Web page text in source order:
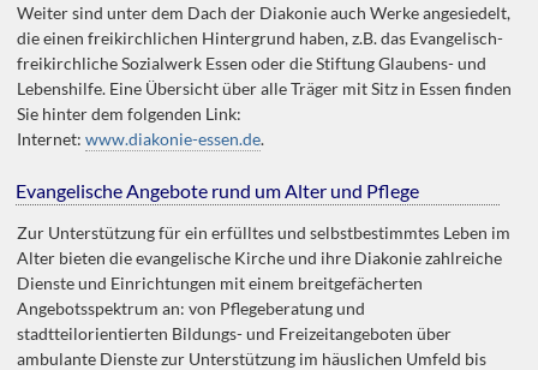
Weiter sind unter dem Dach der Diakonie auch Werke angesiedelt,
die einen freikirchlichen Hintergrund haben, z.B. das Evangelisch-
freikirchliche Sozialwerk Essen oder die Stiftung Glaubens- und
Lebenshilfe. Eine Übersicht über alle Träger mit Sitz in Essen finden
Sie hinter dem folgenden Link:
Internet:www.diakonie-essen.de.
Evangelische Angebote rund um Alter und Pflege
Zur Unterstützung für ein erfülltes und selbstbestimmtes Leben im
Alter bieten die evangelische Kirche und ihre Diakonie zahlreiche
Dienste und Einrichtungen mit einem breitgefächerten
Angebotsspektrum an: von Pflegeberatung und
stadtteilorientierten Bildungs- und Freizeitangeboten über
ambulante Dienste zur Unterstützung im häuslichen Umfeld bis